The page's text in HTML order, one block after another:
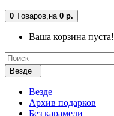
0 Tоваров, на 0 р.
Ваша корзина пуста!
Везде
Везде
Архив подарков
Без карамели